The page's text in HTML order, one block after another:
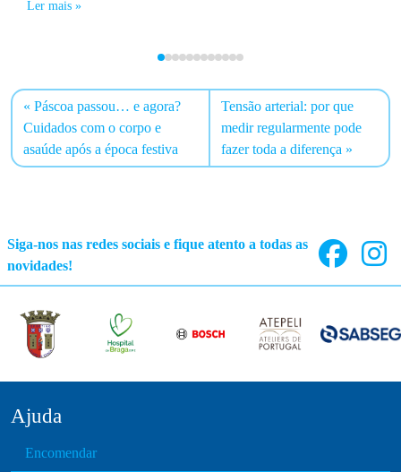
Ler mais »
Páscoa passou… e agora?
Cuidados com o corpo e
asaúde após a época festiva
Tensão arterial: por que
medir regularmente pode
fazer toda a diferença
Siga-nos nas redes sociais e fique atento a todas as
novidades!
Ajuda
Encomendar